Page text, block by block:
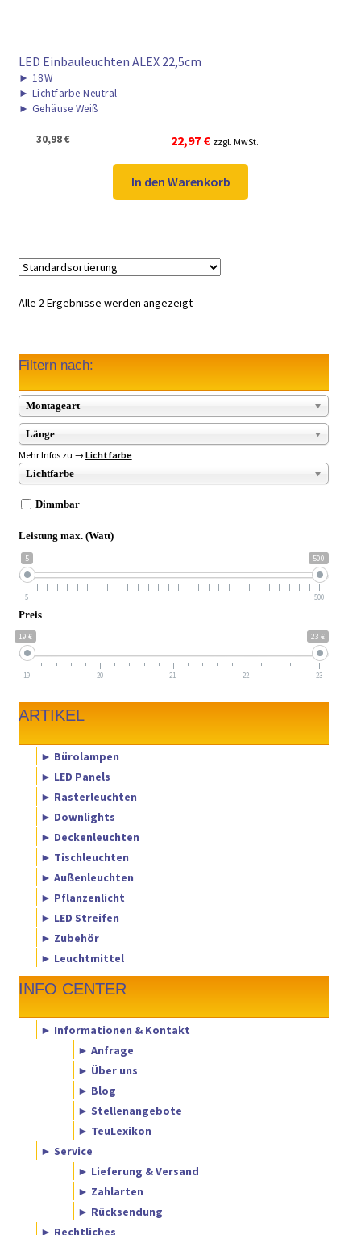
LED Einbauleuchten ALEX 22,5cm
► 18W
► Lichtfarbe Neutral
► Gehäuse Weiß
30,98€
Ursprünglicher
Preis
war:
30,98 €
22,97 €Aktueller
Preis
ist:
22,97 €.
zzgl. MwSt.
In den Warenkorb
Alle 2 Ergebnisse werden angezeigt
Filtern nach:
Montageart
Länge
Mehr Infos zu → Lichtfarbe
Lichtfarbe
Dimmbar
Leistung max. (Watt)
5 500
5 500
Preis
19 € 23 €
19 20 21 22 23
ARTIKEL
► Bürolampen
► LED Panels
► Rasterleuchten
► Downlights
► Deckenleuchten
► Tischleuchten
► Außenleuchten
► Pflanzenlicht
► LED Streifen
► Zubehör
► Leuchtmittel
INFO CENTER
► Informationen & Kontakt
► Anfrage
► Über uns
► Blog
► Stellenangebote
► TeuLexikon
► Service
► Lieferung & Versand
► Zahlarten
► Rücksendung
► Rechtliches